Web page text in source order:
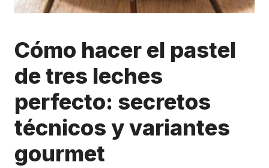
Cómo hacer el pastel
de tres leches
perfecto: secretos
técnicos y variantes
gourmet